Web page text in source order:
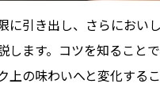
に引き出し、さらにおい
します。コツを知ること
上の味わいへと変化する